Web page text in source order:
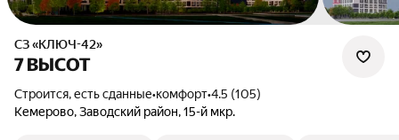
СЗ «КЛЮЧ-42»
7 ВЫСОТ
Строится, есть сданные•комфорт•4.5 (105)
Кемерово, Заводский район, 15-й мкр.